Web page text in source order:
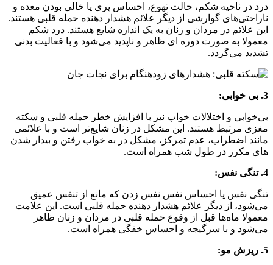
درد در ناحیه شکم، حالت تهوع، احساس پری یا خالی بودن معده و
ناراحتی‌های گوارشی از دیگر علائم هشدار دهنده حمله قلبی هستند.
این علائم در مردان و زنان به یک اندازه شایع هستند. درد شکم
معمولا به صورت دوره ای ظاهر و ناپدید می‌شود و با فعالیت بدنی
تشدید می‌گردد.
3. بی خوابی:
بی‌خوابی و اختلالات خواب نیز با افزایش خطر حمله قلبی و سکته
مغزی مرتبط هستند. این مشکل در زنان شایع‌تر است و با علائمی
مانند اضطراب، عدم تمرکز، مشکل در به خواب رفتن و بیدار شدن
های مکرر در طول شب همراه است.
4. تنگی نفس:
تنگی نفس یا احساس نفس نفس زدن که مانع از تنفس عمیق
می‌شود، از دیگر علائم هشدار دهنده حمله قلبی است. این علامت
معمولا ماه‌ها قبل از وقوع حمله قلبی در مردان و زنان ظاهر
می‌شود و با سرگیجه و احساس خفگی همراه است.
5. ریزش مو: